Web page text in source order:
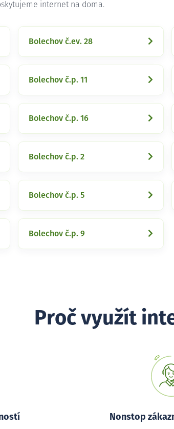
internet na doma.
Bolechov č.ev. 28
Bolechov č.p. 11
Bolechov č.p. 16
Bolechov č.p. 2
Bolechov č.p. 5
Bolechov č.p. 9
Proč využít
Nonstop